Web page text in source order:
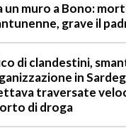
un muro a Bono:
grave il
di clandestini,
in
traversate
di droga